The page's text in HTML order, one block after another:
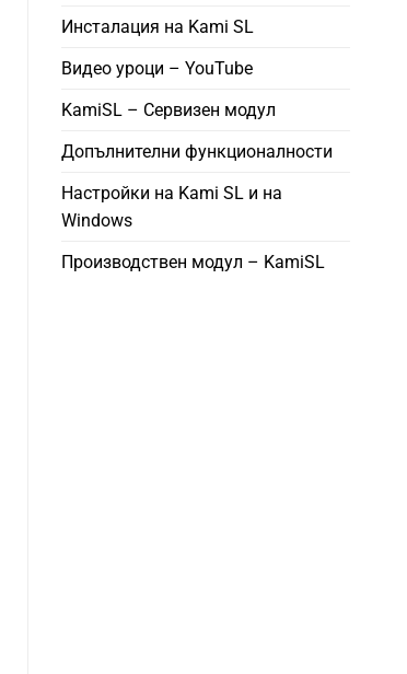
Инсталация на Kami SL
Видео уроци – YouTube
KamiSL – Сервизен модул
Допълнителни функционалности
Настройки на Kami SL и на
Windows
Производствен модул – KamiSL